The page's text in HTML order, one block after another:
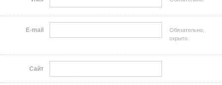
E-mail
Обязательно,
скрыто.
Сайт